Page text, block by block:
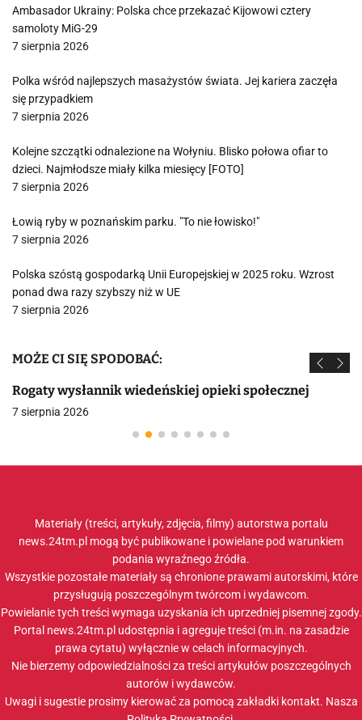
Ambasador Ukrainy: Polska chce przekazać Kijowowi cztery
samoloty MiG-29
7 sierpnia 2026
Polka wśród najlepszych masażystów świata. Jej kariera zaczęła
się przypadkiem
7 sierpnia 2026
Kolejne szczątki odnalezione na Wołyniu. Blisko połowa ofiar to
dzieci. Najmłodsze miały kilka miesięcy [FOTO]
7 sierpnia 2026
Łowią ryby w poznańskim parku. "To nie łowisko!"
7 sierpnia 2026
Polska szóstą gospodarką Unii Europejskiej w 2025 roku. Wzrost
ponad dwa razy szybszy niż w UE
7 sierpnia 2026
MOŻE CI SIĘ SPODOBAĆ:
Rogaty wysłannik wiedeńskiej opieki społecznej
7 sierpnia 2026
Materiały (treści, artykuły, zdjęcia, filmy) autorstwa portalu
news.24tm.pl mogą być publikowane i powielane pod warunkiem
podania wyraźnego źródła.
Wszystkie pozostałe materiały są chronione prawami autorskimi, które
przysługują poszczególnym twórcom i wydawcom.
Powielanie tych treści wymaga uzyskania ich uprzedniej pisemnej zgody.
Portal news.24tm.pl udostępnia i agreguje treści (m.in. na zasadzie
prawa cytatu) wyłącznie w celach informacyjnych.
Nie bierzemy odpowiedzialności za treści artykułów poszczególnych
autorów i wydawców.
Uwagi i sugestie prosimy kierować za pomocą zakładki kontakt. Nasza